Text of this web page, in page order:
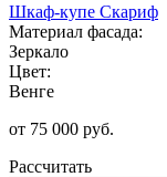
Шкаф-купе Скариф
Материал фасада:
Зеркало
Цвет:
Венге
от 75 000 руб.
Рассчитать